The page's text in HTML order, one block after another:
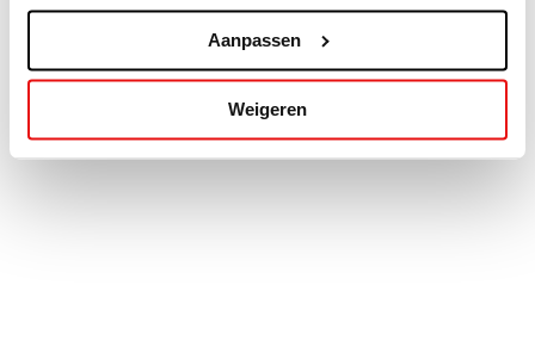
Aanpassen
Weigeren